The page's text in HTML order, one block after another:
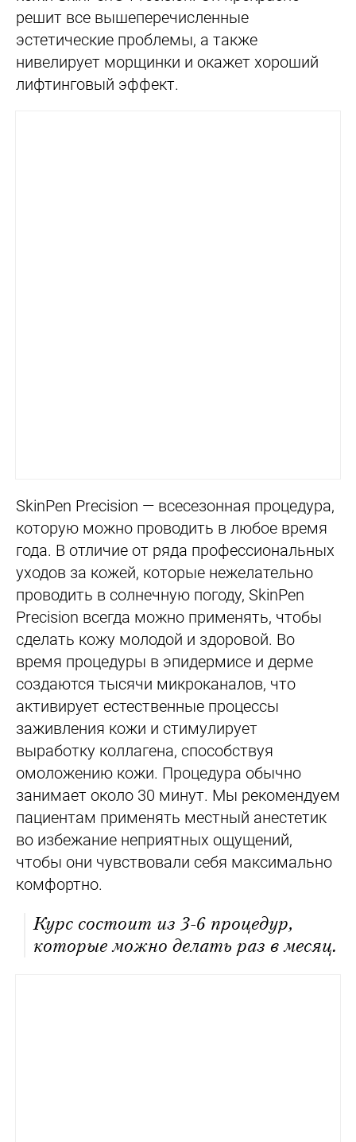
решит все вышеперечисленные
эстетические проблемы, а также
нивелирует морщинки и окажет хороший
лифтинговый эффект.
SkinPen Precision — всесезонная процедура,
которую можно проводить в любое время
года. В отличие от ряда профессиональных
уходов за кожей, которые нежелательно
проводить в солнечную погоду, SkinPen
Precision всегда можно применять, чтобы
сделать кожу молодой и здоровой. Во
время процедуры в эпидермисе и дерме
создаются тысячи микроканалов, что
активирует естественные процессы
заживления кожи и стимулирует
выработку коллагена, способствуя
омоложению кожи. Процедура обычно
занимает около 30 минут. Мы рекомендуем
пациентам применять местный анестетик
во избежание неприятных ощущений,
чтобы они чувствовали себя максимально
комфортно.
Курс состоит из 3-6 процедур,
которые можно делать раз в месяц.